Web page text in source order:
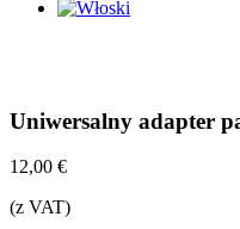
Uniwersalny adapter
12,00 €
(z VAT)